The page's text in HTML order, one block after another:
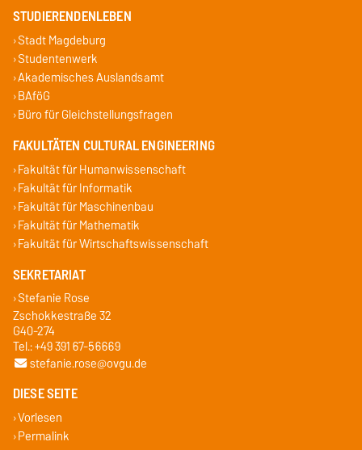
STUDIERENDENLEBEN
Stadt Magdeburg
Studentenwerk
Akademisches Auslandsamt
BAföG
Büro für Gleichstellungsfragen
FAKULTÄTEN CULTURAL ENGINEERING
Fakultät für Humanwissenschaft
Fakultät für Informatik
Fakultät für Maschinenbau
Fakultät für Mathematik
Fakultät für Wirtschaftswissenschaft
SEKRETARIAT
Stefanie Rose
Zschokkestraße 32
G40-274
Tel.: +49 391 67-56669
stefanie.rose@ovgu.de
DIESE SEITE
Vorlesen
Permalink